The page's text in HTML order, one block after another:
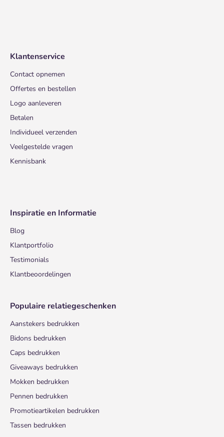
Klantenservice
Contact opnemen
Offertes en bestellen
Logo aanleveren
Betalen
Individueel verzenden
Veelgestelde vragen
Kennisbank
Inspiratie en Informatie
Blog
Klantportfolio
Testimonials
Klantbeoordelingen
Populaire relatiegeschenken
Aanstekers bedrukken
Bidons bedrukken
Caps bedrukken
Giveaways bedrukken
Mokken bedrukken
Pennen bedrukken
Promotieartikelen bedrukken
Tassen bedrukken